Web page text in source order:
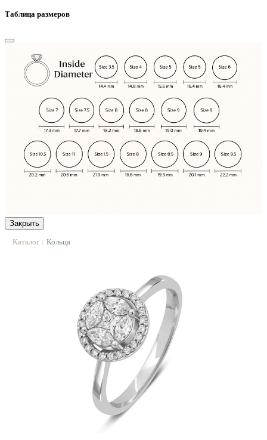
Таблица размеров
Закрыть
Каталог | Кольца